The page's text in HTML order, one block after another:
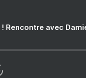
Rencontre avec